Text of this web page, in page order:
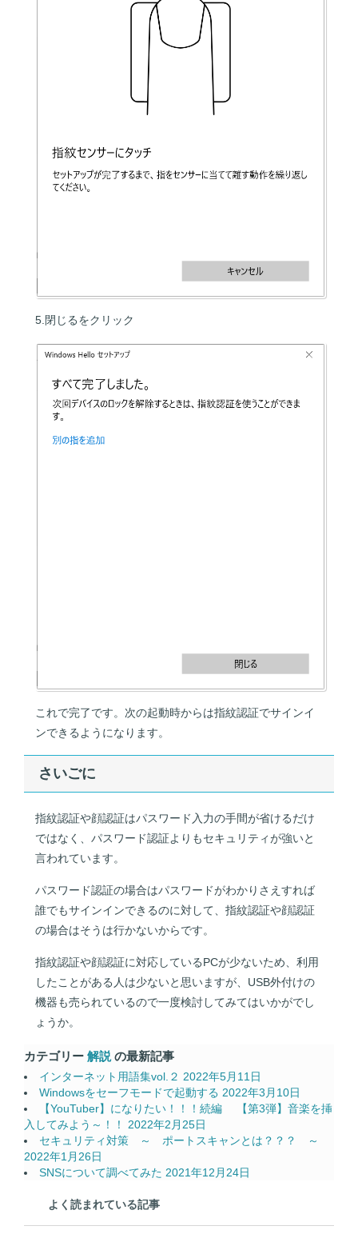
5.閉じるをクリック
これで完了です。次の起動時からは指紋認証でサインイ
ンできるようになります。
さいごに
指紋認証や顔認証はパスワード入力の手間が省けるだけ
ではなく、パスワード認証よりもセキュリティが強いと
言われています。
パスワード認証の場合はパスワードがわかりさえすれば
誰でもサインインできるのに対して、指紋認証や顔認証
の場合はそうは行かないからです。
指紋認証や顔認証に対応しているPCが少ないため、利用
したことがある人は少ないと思いますが、USB外付けの
機器も売られているので一度検討してみてはいかがでし
ょうか。
カテゴリー 解説 の最新記事
インターネット用語集vol.２ 2022年5月11日
Windowsをセーフモードで起動する 2022年3月10日
【YouTuber】になりたい！！！続編 【第3弾】音楽を挿
入してみよう～！！ 2022年2月25日
セキュリティ対策 ～ ポートスキャンとは？？？ ～
2022年1月26日
SNSについて調べてみた 2021年12月24日
よく読まれている記事